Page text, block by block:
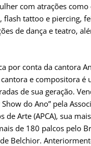
com atrações como
flash tattoo e piercing,
de dança e teatro,
por conta da cantora
e compositora é
de sua geração.
do Ano” pela
de Arte (APCA), sua
de 180 palcos pelo
Belchior.